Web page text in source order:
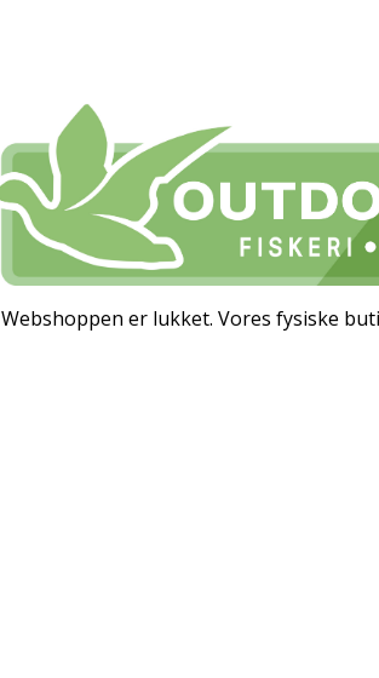
Webshoppen er lukket. Vores fysiske